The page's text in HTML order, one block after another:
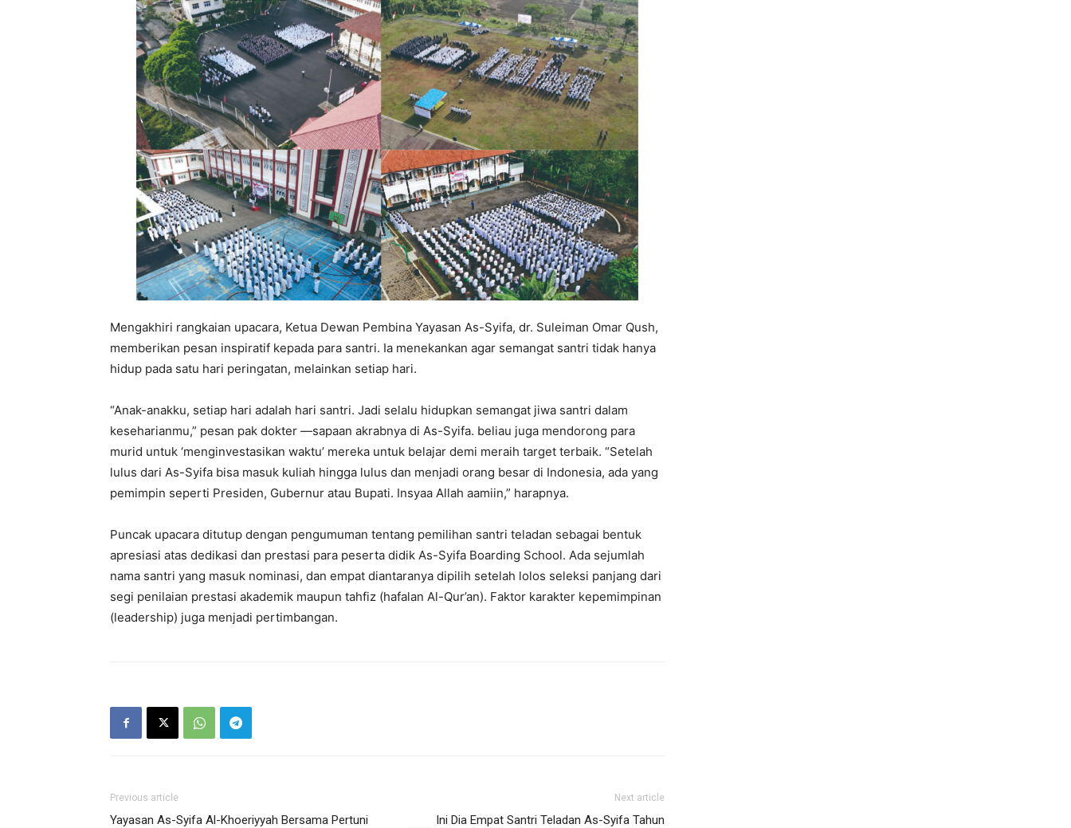
Mengakhiri rangkaian upacara, Ketua Dewan Pembina Yayasan As-Syifa, dr. Suleiman Omar Qush,
memberikan pesan inspiratif kepada para santri. Ia menekankan agar semangat santri tidak hanya
hidup pada satu hari peringatan, melainkan setiap hari.
“Anak-anakku, setiap hari adalah hari santri. Jadi selalu hidupkan semangat jiwa santri dalam
keseharianmu,” pesan pak dokter —sapaan akrabnya di As-Syifa. beliau juga mendorong para
murid untuk ‘menginvestasikan waktu’ mereka untuk belajar demi meraih target terbaik. “Setelah
lulus dari As-Syifa bisa masuk kuliah hingga lulus dan menjadi orang besar di Indonesia, ada yang
pemimpin seperti Presiden, Gubernur atau Bupati. Insyaa Allah aamiin,” harapnya.
Puncak upacara ditutup dengan pengumuman tentang pemilihan santri teladan sebagai bentuk
apresiasi atas dedikasi dan prestasi para peserta didik As-Syifa Boarding School. Ada sejumlah
nama santri yang masuk nominasi, dan empat diantaranya dipilih setelah lolos seleksi panjang dari
segi penilaian prestasi akademik maupun tahfiz (hafalan Al-Qur’an). Faktor karakter kepemimpinan
(leadership) juga menjadi pertimbangan.
Previous article
Yayasan As-Syifa Al-Khoeriyyah Bersama Pertuni
Next article
Ini Dia Empat Santri Teladan As-Syifa Tahun